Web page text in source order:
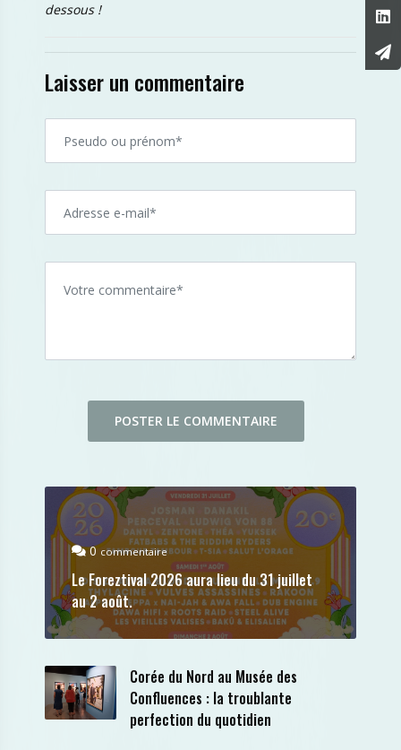
dessous !
Laisser un commentaire
0commentaire
Le Foreztival 2026 aura lieu du 31 juillet
au 2 août.
Corée du Nord au Musée des
Confluences : la troublante
perfection du quotidien